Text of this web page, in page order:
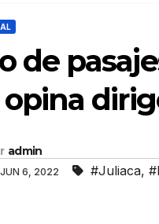
de
opina
admin
JUN 6, 2022 #Juliaca,